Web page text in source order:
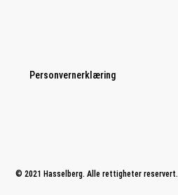
Personvernerklæring
© 2021 Hasselberg. Alle rettigheter reservert.